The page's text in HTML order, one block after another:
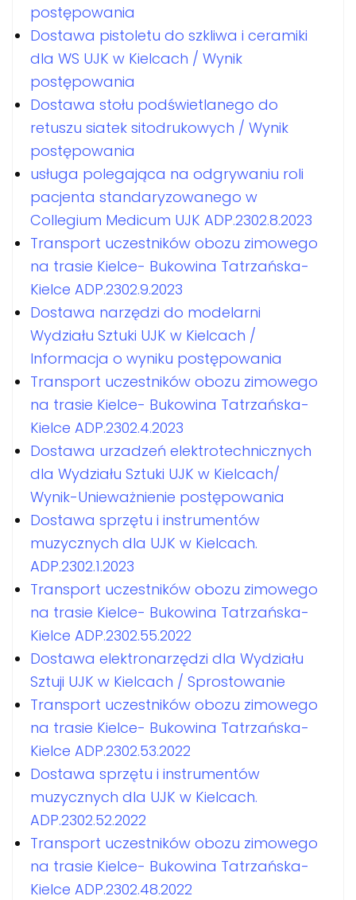
postępowania
Dostawa pistoletu do szkliwa i ceramiki
dla WS UJK w Kielcach / Wynik
postępowania
Dostawa stołu podświetlanego do
retuszu siatek sitodrukowych / Wynik
postępowania
usługa polegająca na odgrywaniu roli
pacjenta standaryzowanego w
Collegium Medicum UJK ADP.2302.8.2023
Transport uczestników obozu zimowego
na trasie Kielce- Bukowina Tatrzańska-
Kielce ADP.2302.9.2023
Dostawa narzędzi do modelarni
Wydziału Sztuki UJK w Kielcach /
Informacja o wyniku postępowania
Transport uczestników obozu zimowego
na trasie Kielce- Bukowina Tatrzańska-
Kielce ADP.2302.4.2023
Dostawa urzadzeń elektrotechnicznych
dla Wydziału Sztuki UJK w Kielcach/
Wynik-Unieważnienie postępowania
Dostawa sprzętu i instrumentów
muzycznych dla UJK w Kielcach.
ADP.2302.1.2023
Transport uczestników obozu zimowego
na trasie Kielce- Bukowina Tatrzańska-
Kielce ADP.2302.55.2022
Dostawa elektronarzędzi dla Wydziału
Sztuji UJK w Kielcach / Sprostowanie
Transport uczestników obozu zimowego
na trasie Kielce- Bukowina Tatrzańska-
Kielce ADP.2302.53.2022
Dostawa sprzętu i instrumentów
muzycznych dla UJK w Kielcach.
ADP.2302.52.2022
Transport uczestników obozu zimowego
na trasie Kielce- Bukowina Tatrzańska-
Kielce ADP.2302.48.2022